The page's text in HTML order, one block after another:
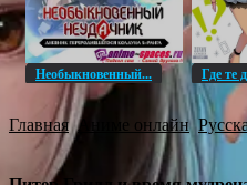
Необыкновенный... Где те
Главная Аниме онлайн